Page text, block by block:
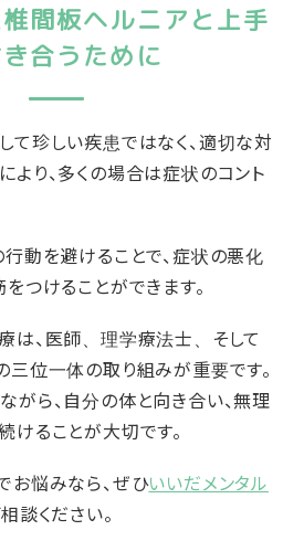
間板ヘルニアと上手
合うために
て珍しい疾患ではなく、適切な対
り、多くの場合は症状のコント
動を避けることで、症状の悪化
つけることができます。
は、医師、理学療法士、そして
三位一体の取り組みが重要です。
がら、自分の体と向き合い、無理
けることが大切です。
お悩みなら、ぜひいいだメンタル
談ください。